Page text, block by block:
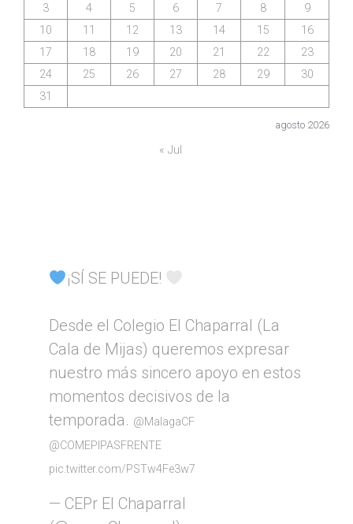
agosto 2026
3
4 5 6 7 8
9
10
11 12 13 14 15
16
17
18 19 20 21 22
23
24
25 26 27 28 29
30
31
« Jul
¡SÍ SE PUEDE!
Desde el Colegio El Chaparral (La
Cala de Mijas) queremos expresar
nuestro más sincero apoyo en estos
momentos decisivos de la
temporada. @MalagaCF
@COMEPIPASFRENTE
pic.twitter.com/PSTw4Fe3w7
— CEPr El Chaparral